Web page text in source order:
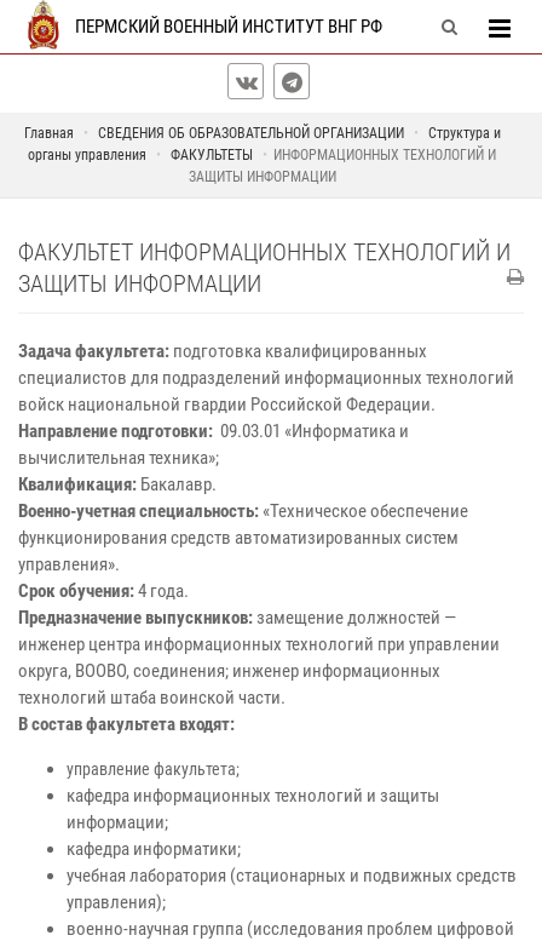
ПЕРМСКИЙ ВОЕННЫЙ ИНСТИТУТ ВНГ РФ
Главная СВЕДЕНИЯ ОБ ОБРАЗОВАТЕЛЬНОЙ ОРГАНИЗАЦИИ
Структура и
органы управления
ФАКУЛЬТЕТЫ
ИНФОРМАЦИОННЫХ ТЕХНОЛОГИЙ И
ЗАЩИТЫ ИНФОРМАЦИИ
ФАКУЛЬТЕТ ИНФОРМАЦИОННЫХ ТЕХНОЛОГИЙ И
ЗАЩИТЫ ИНФОРМАЦИИ
Задача факультета: подготовка квалифицированных
специалистов для подразделений информационных технологий
войск национальной гвардии Российской Федерации.
Направление подготовки: 09.03.01 «Информатика и
вычислительная техника»;
Квалификация: Бакалавр.
Военно-учетная специальность: «Техническое обеспечение
функционирования средств автоматизированных систем
управления».
Срок обучения:4 года.
Предназначение выпускников: замещение должностей —
инженер центра информационных технологий при управлении
округа, ВООВО, соединения; инженер информационных
технологий штаба воинской части.
В состав факультета входят:
управление факультета;
кафедра информационных технологий и защиты
информации;
кафедра информатики;
учебная лаборатория (стационарных и подвижных средств
управления);
военно-научная группа (исследования проблем цифровой